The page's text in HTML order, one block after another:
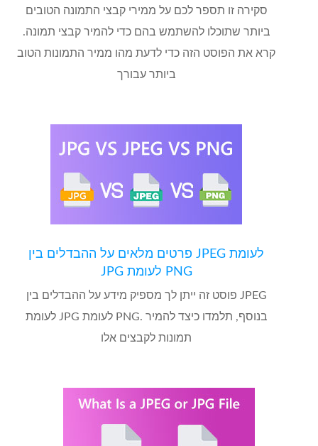
סקירה זו תספר לכם על ממירי קבצי התמונה הטובים
ביותר שתוכלו להשתמש בהם כדי להמיר קבצי תמונה.
קרא את הפוסט הזה כדי לדעת מהו ממיר התמונות הטוב
ביותר עבורך
פרטים מלאים על ההבדלים בין JPEG לעומת
JPG לעומת PNG
פוסט זה ייתן לך מספיק מידע על ההבדלים בין JPEG
לעומת JPG לעומת PNG. בנוסף, תלמדו כיצד להמיר
תמונות לקבצים אלו